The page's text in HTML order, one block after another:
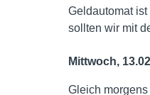
Geldautomat
sollten wir mit
Mittwoch,
Gleich